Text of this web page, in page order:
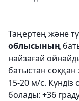
Таңертең және
облысының
найзағай
батыстан соққан
15-20 м/с. Күндіз
болады: +36